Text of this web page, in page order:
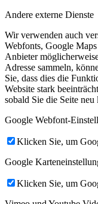
Andere externe Dienste
Wir verwenden auch
Webfonts, Google
Anbieter
Adresse sammeln,
Sie, dass dies die
Website stark
sobald Sie die Seite neu
Google Webfont-
Klicken Sie, um
Google
Klicken Sie, um